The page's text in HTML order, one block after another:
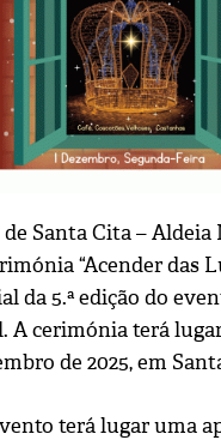
Santa Cita – Aldeia
“Acender das
da 5.ª edição do
A cerimónia terá
de 2025, em
terá lugar uma